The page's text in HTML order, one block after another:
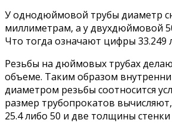
У однодюймовой трубы диаметр
миллиметрам, а у двухдюймовой
Что тогда означают цифры 33.249
Резьбы на дюймовых трубах
объеме. Таким образом
диаметром резьбы соотносится
размер трубопрокатов
25.4 либо 50 и две толщины стенки